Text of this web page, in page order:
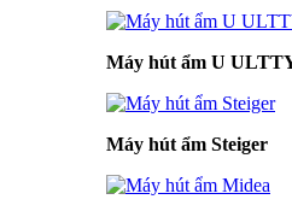
Máy hút ẩm U
Máy hút ẩm Steiger